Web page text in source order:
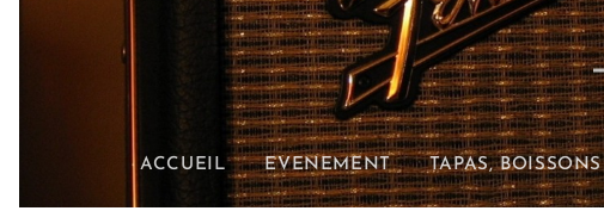
ACCUEIL EVENEMENT TAPAS, BOISSONS